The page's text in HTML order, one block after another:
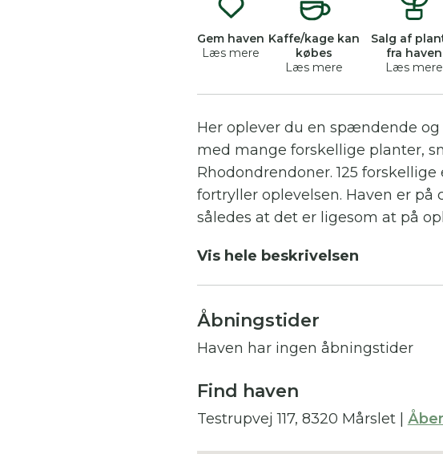
Gem haven
Læs mere
Kaffe/kage kan
købes
Læs mere
Salg af
fra haven
Læs mere
Her oplever du en spændende
med mange forskellige planter,
Rhodondrendoner. 125
fortryller oplevelsen. Haven er på
således at det er ligesom at på
pigsten og har bl.a.
pavillon, lille havedam og et lille
er der små terrasser med
nyde en kop kaffe og hvem ved,
findes en lille hyggelig Antik og
Vis hele beskrivelsen
Åbningstider
Haven har ingen åbningstider
Find haven
Testrupvej 117, 8320 Mårslet |